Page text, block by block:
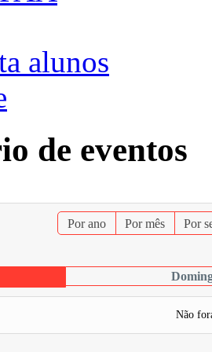
de eventos
Por ano Por mês Por
Não